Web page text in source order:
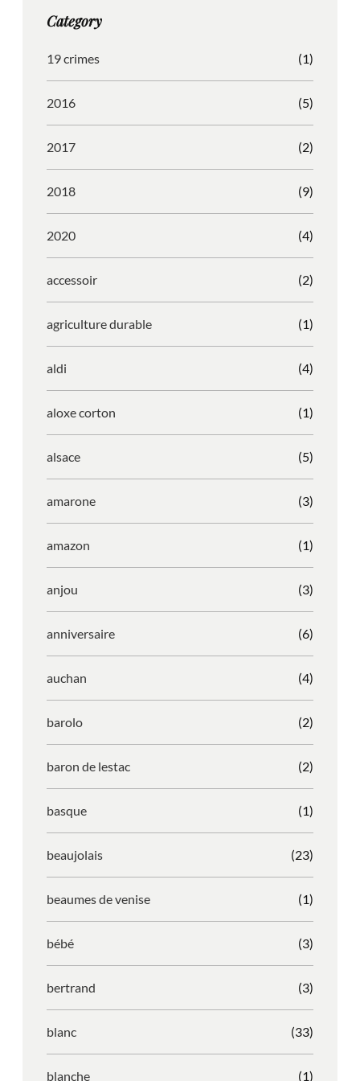
r
m
o
Category
19 crimes (1)
2016 (5)
2017 (2)
2018 (9)
2020 (4)
accessoir (2)
agriculture durable (1)
aldi (4)
aloxe corton (1)
alsace (5)
amarone (3)
amazon (1)
anjou (3)
anniversaire (6)
auchan (4)
barolo (2)
baron de lestac (2)
basque (1)
beaujolais (23)
beaumes de venise (1)
bébé (3)
bertrand (3)
blanc (33)
blanche (1)